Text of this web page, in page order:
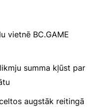
vietnē BC.GAME
summa kļūst par
augstāk reitingā